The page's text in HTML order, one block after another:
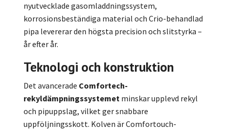
nyutvecklade gasomladdningssystem,
korrosionsbeständiga material och Crio-behandlad
pipa levererar den högsta precision och slitstyrka –
år efter år.
Teknologi och konstruktion
Det avancerade Comfortech-
rekyldämpningssystemet minskar upplevd rekyl
och pipuppslag, vilket ger snabbare
uppföljningsskott. Kolven är Comfortouch-